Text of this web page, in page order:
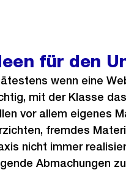
für den
wenn eine
mit der Klasse
vor allem eigenes
fremdes
nicht immer
Abmachungen